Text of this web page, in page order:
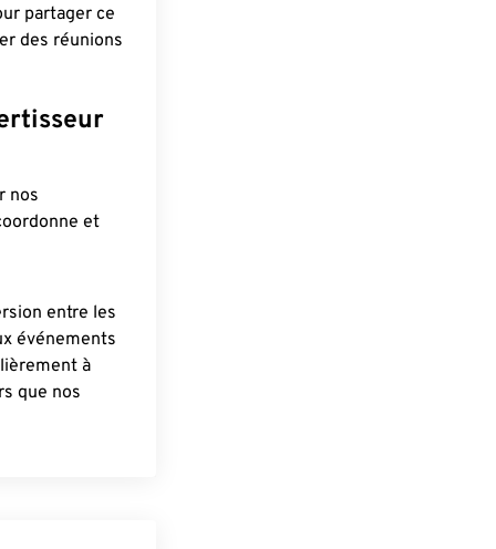
partager ce
des réunions
nos
et
entre les
événements
à
que nos